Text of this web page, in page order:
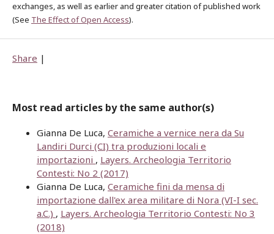
exchanges, as well as earlier and greater citation of published work
(See The Effect of Open Access).
Share |
Most read articles by the same author(s)
Gianna De Luca, Ceramiche a vernice nera da Su
Landiri Durci (CI) tra produzioni locali e
importazioni , Layers. Archeologia Territorio
Contesti: No 2 (2017)
Gianna De Luca, Ceramiche fini da mensa di
importazione dall'ex area militare di Nora (VI-I sec.
a.C.) , Layers. Archeologia Territorio Contesti: No 3
(2018)